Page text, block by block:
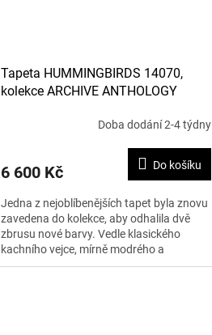
Tapeta HUMMINGBIRDS 14070,
kolekce ARCHIVE ANTHOLOGY
Doba dodání 2-4 týdny
6 600 Kč Do košíku
Jedna z nejoblíbenějších tapet byla znovu
zavedena do kolekce, aby odhalila dvě
zbrusu nové barvy. Vedle klasického
kachního vejce, mírně modrého a
krémového podkladu jsou dvě...